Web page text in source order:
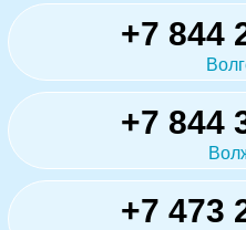
+7 844
+7 844
+7 473